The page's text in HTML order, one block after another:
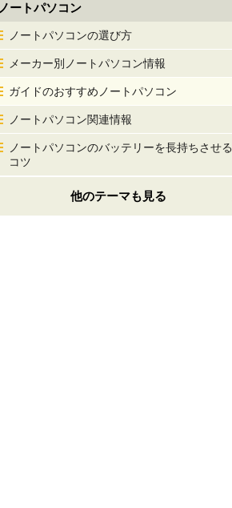
ノートパソコン
ノートパソコンの選び方
メーカー別ノートパソコン情報
ガイドのおすすめノートパソコン
ノートパソコン関連情報
ノートパソコンのバッテリーを長持ちさせる
コツ
他のテーマも見る